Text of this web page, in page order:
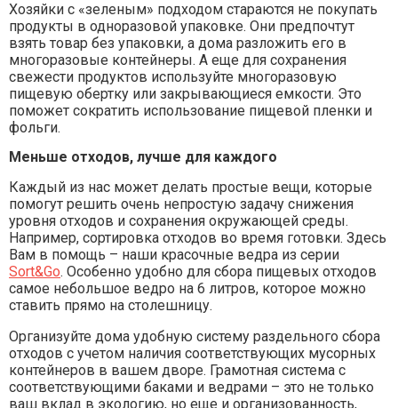
Хозяйки с «зеленым» подходом стараются не покупать
продукты в одноразовой упаковке. Они предпочтут
взять товар без упаковки, а дома разложить его в
многоразовые контейнеры. А еще для сохранения
свежести продуктов используйте многоразовую
пищевую обертку или закрывающиеся емкости. Это
поможет сократить использование пищевой пленки и
фольги.
Меньше отходов, лучше для каждого
Каждый из нас может делать простые вещи, которые
помогут решить очень непростую задачу снижения
уровня отходов и сохранения окружающей среды.
Например, сортировка отходов во время готовки. Здесь
Вам в помощь – наши красочные ведра из серии
Sort&Go. Особенно удобно для сбора пищевых отходов
самое небольшое ведро на 6 литров, которое можно
ставить прямо на столешницу.
Организуйте дома удобную систему раздельного сбора
отходов с учетом наличия соответствующих мусорных
контейнеров в вашем дворе. Грамотная система с
соответствующими баками и ведрами – это не только
ваш вклад в экологию, но еще и организованность,